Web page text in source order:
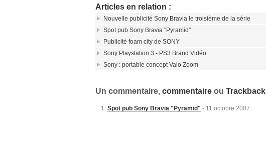
Articles en relation :
Nouvelle publicité Sony Bravia le troisième de la série
Spot pub Sony Bravia "Pyramid"
Publicité foam city de SONY
Sony Playstation 3 - PS3 Brand Vidéo
Sony : portable concept Vaio Zoom
Un commentaire, commentaireou Trackback
Spot pub Sony Bravia "Pyramid" - 11 octobre 2007